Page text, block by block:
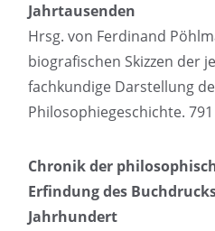
Jahrtausenden
Hrsg. von Ferdinand
biografischen Skizzen der
fachkundige Darstellung
Philosophiegeschichte.
Chronik der
Erfindung des
Jahrhundert